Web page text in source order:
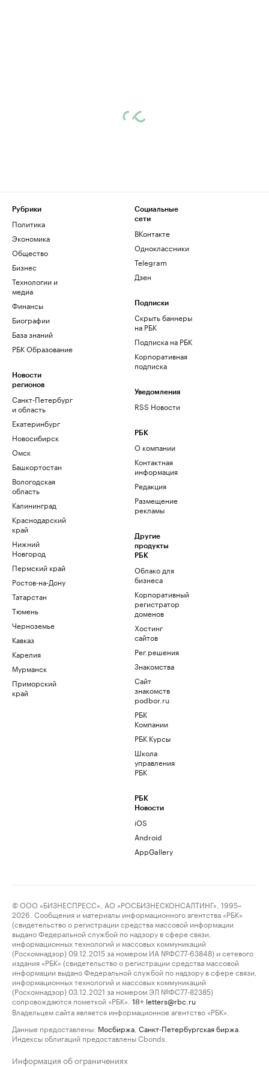
Рубрики
Политика
Экономика
Общество
Бизнес
Технологии и
медиа
Финансы
Биографии
База знаний
РБК Образование
Новости
регионов
Санкт-Петербург
и область
Екатеринбург
Новосибирск
Омск
Башкортостан
Вологодская
область
Калининград
Краснодарский
край
Нижний
Новгород
Пермский край
Ростов-на-Дону
Татарстан
Тюмень
Черноземье
Кавказ
Карелия
Мурманск
Приморский
край
Социальные
сети
ВКонтакте
Одноклассники
Telegram
Дзен
Подписки
Скрыть баннеры
на РБК
Подписка на РБК
Корпоративная
подписка
Уведомления
RSS Новости
РБК
О компании
Контактная
информация
Редакция
Размещение
рекламы
Другие
продукты
РБК
Облако для
бизнеса
Корпоративный
регистратор
доменов
Хостинг
сайтов
Рег.решения
Знакомства
Сайт
знакомств
podbor.ru
РБК
Компании
РБК Курсы
Школа
управления
РБК
РБК
Новости
iOS
Android
AppGallery
© ООО «БИЗНЕСПРЕСС», АО «РОСБИЗНЕСКОНСАЛТИНГ», 1995–
2026. Сообщения и материалы информационного агентства «РБК»
(свидетельство о регистрации средства массовой информации
выдано Федеральной службой по надзору в сфере связи,
информационных технологий и массовых коммуникаций
(Роскомнадзор) 09.12.2015 за номером ИА №ФС77-63848) и сетевого
издания «РБК» (свидетельство о регистрации средства массовой
информации выдано Федеральной службой по надзору в сфере связи,
информационных технологий и массовых коммуникаций
(Роскомнадзор) 03.12.2021 за номером ЭЛ №ФС77-82385)
сопровождаются пометкой «РБК».
18+ letters@rbc.ru
Владельцем сайта является информационное агентство «РБК».
Данные предоставлены: Мосбиржа Санкт-Петербургская биржа
Индексы облигаций предоставлены Cbonds.
Информация об ограничениях